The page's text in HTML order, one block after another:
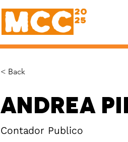
< Back
Andrea
Contador Publico